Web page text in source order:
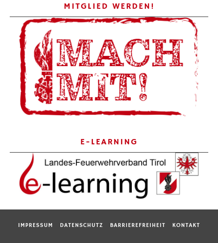
MITGLIED WERDEN!
E-LEARNING
IMPRESSUM DATENSCHUTZ BARRIEREFREIHEIT KONTAKT